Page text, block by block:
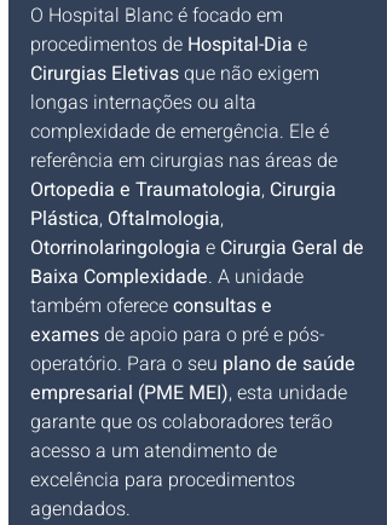
O Hospital Blanc é focado em
procedimentos de Hospital-Dia e
Cirurgias Eletivas que não exigem
longas internações ou alta
complexidade de emergência. Ele é
referência em cirurgias nas áreas de
Ortopedia e Traumatologia, Cirurgia
Plástica, Oftalmologia,
Otorrinolaringologia e Cirurgia Geral de
Baixa Complexidade. A unidade
também oferece consultas e
exames de apoio para o pré e pós-
operatório. Para o seu plano de saúde
empresarial (PME MEI), esta unidade
garante que os colaboradores terão
acesso a um atendimento de
excelência para procedimentos
agendados.